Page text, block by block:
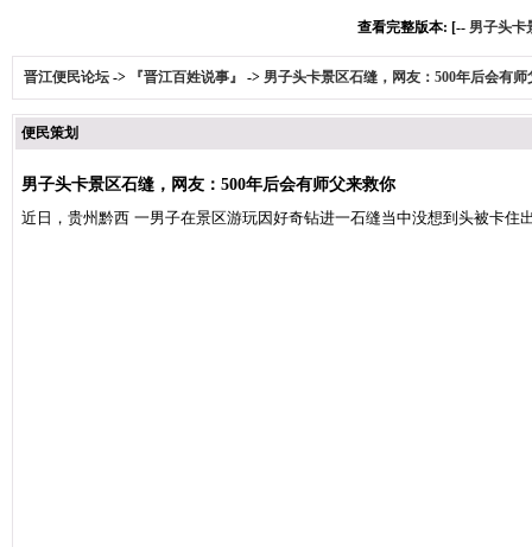
查看完整版本: [-- 男子头卡
晋江便民论坛 -> 『晋江百姓说事』 -> 男子头卡景区石缝，网友：500年后会有师
便民策划
男子头卡景区石缝，网友：500年后会有师父来救你
近日，贵州黔西 一男子在景区游玩因好奇钻进一石缝当中没想到头被卡住